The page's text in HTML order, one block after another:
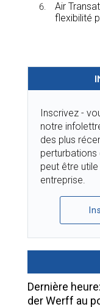
Air
flexibilité
Inscrivez -
notre
des plus
perturbations
peut être
entreprise.
Dernière
der Werff au